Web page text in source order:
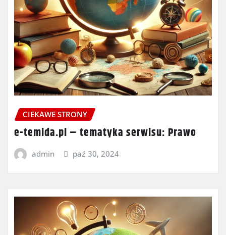
CIEKAWE STRONY
e-temida.pl – tematyka serwisu: Prawo
admin paź 30, 2024